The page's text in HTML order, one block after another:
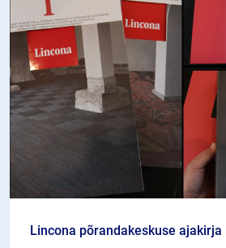
Lincona põrandakeskuse ajakirja